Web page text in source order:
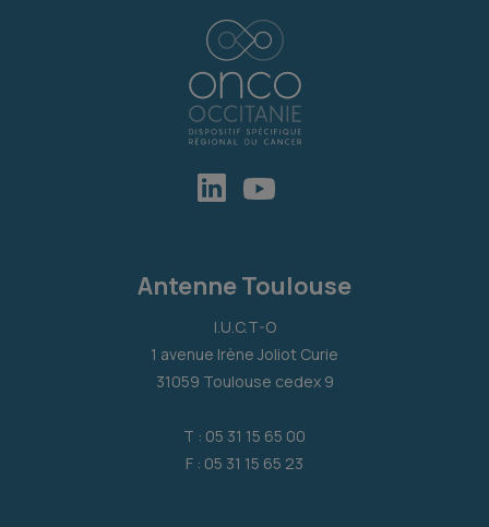
Antenne Toulouse
I.U.C.T-O
1 avenue Irène Joliot Curie
31059 Toulouse cedex 9
T : 05 31 15 65 00
F : 05 31 15 65 23